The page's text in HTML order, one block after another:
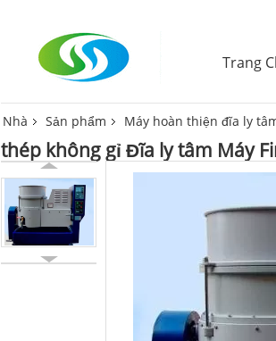
Trang
Nhà Sản phẩm Máy hoàn thiện đĩa ly
thép không gỉ Đĩa ly tâm Máy